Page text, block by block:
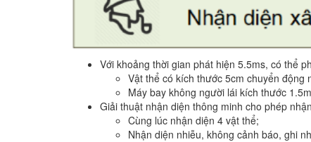
Với khoảng thời gian phát hiện 5.5ms, có thể
Vật thể có kích thước 5cm chuyển động
Máy bay không người lái kích thước
Giải thuật nhận diện thông minh cho phép
Cùng lúc nhận diện 4 vật thể;
Nhận diện nhiễu, không cảnh báo, ghi